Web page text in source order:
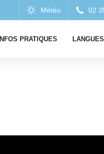
INFOS PRATIQUES LANGUES